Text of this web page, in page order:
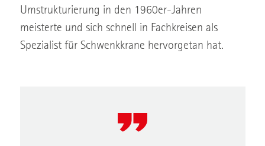
Umstrukturierung in den 1960er-Jahren
meisterte und sich schnell in Fachkreisen als
Spezialist für Schwenkkrane hervorgetan hat.